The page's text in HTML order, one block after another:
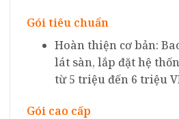
Gói tiêu chuẩn
Hoàn thiện cơ bản:
lát sàn, lắp đặt hệ
từ 5 triệu đến 6 triệu
Gói cao cấp